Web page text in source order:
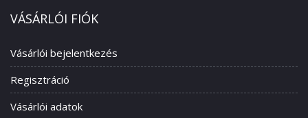
VÁSÁRLÓI FIÓK
Vásárlói bejelentkezés
Regisztráció
Vásárlói adatok